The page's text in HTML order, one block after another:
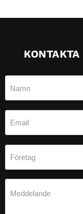
Namn
Email
Företag
Meddelande